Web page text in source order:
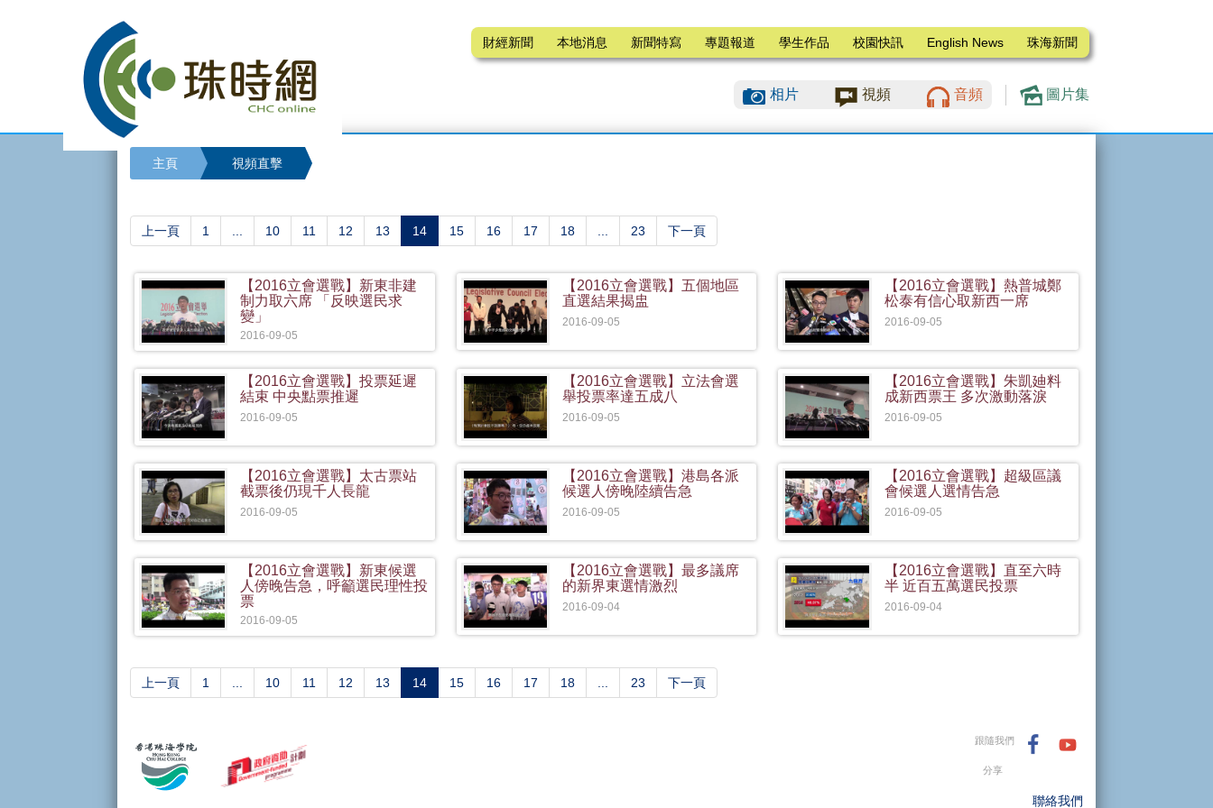
財經新聞 本地消息 新聞特寫 專題報道 學生作品 校園快訊 English News 珠海新聞
圖片集
相片 視頻 音頻
主頁 視頻直擊
上一頁 1 10 11 12 13 14(current)
15 16 17 18 23 下一頁
【2016立會選戰】新東非建
制力取六席 「反映選民求
變」
2016-09-05
【2016立會選戰】五個地區
直選結果揭盅
2016-09-05
【2016立會選戰】熱普城鄭
松泰有信心取新西一席
2016-09-05
【2016立會選戰】投票延遲
結束 中央點票推遲
2016-09-05
【2016立會選戰】立法會選
舉投票率達五成八
2016-09-05
【2016立會選戰】朱凱廸料
成新西票王 多次激動落淚
2016-09-05
【2016立會選戰】太古票站
截票後仍現千人長龍
2016-09-05
【2016立會選戰】港島各派
候選人傍晚陸續告急
2016-09-05
【2016立會選戰】超級區議
會候選人選情告急
2016-09-05
【2016立會選戰】新東候選
人傍晚告急，呼籲選民理性投
票
2016-09-05
【2016立會選戰】最多議席
的新界東選情激烈
2016-09-04
【2016立會選戰】直至六時
半 近百五萬選民投票
2016-09-04
上一頁 1 ... 10 11 12 13 14(current)
15 16 17 18 ... 23 下一頁
跟隨我們
分享
聯絡我們